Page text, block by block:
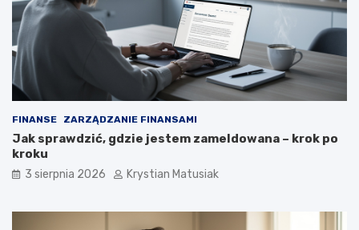
FINANSE ZARZĄDZANIE FINANSAMI
Jak sprawdzić, gdzie jestem zameldowana – krok po
kroku
3 sierpnia 2026 Krystian Matusiak